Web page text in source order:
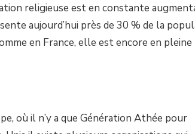
religieuse est en constante
aujourd’hui près de 30 % de la
en France, elle est encore en pleine
où il n’y a que Génération Athée pour